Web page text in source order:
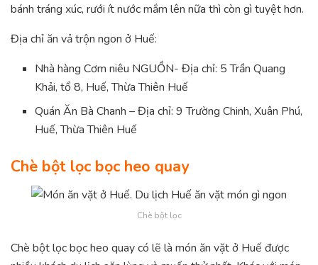
bánh tráng xúc, rưới ít nước mắm lên nữa thì còn gì tuyệt hơn.
Địa chỉ ăn vả trộn ngon ở Huế:
Nhà hàng Cơm niêu NGUỒN- Địa chỉ: 5 Trần Quang
Khải, tổ 8, Huế, Thừa Thiên Huế
Quán Ăn Bà Chanh – Địa chỉ: 9 Trường Chinh, Xuân Phú,
Huế, Thừa Thiên Huế
Chè bột lọc bọc heo quay
Chè bột lọc
Chè bột lọc bọc heo quay có lẽ là món ăn vặt ở Huế được